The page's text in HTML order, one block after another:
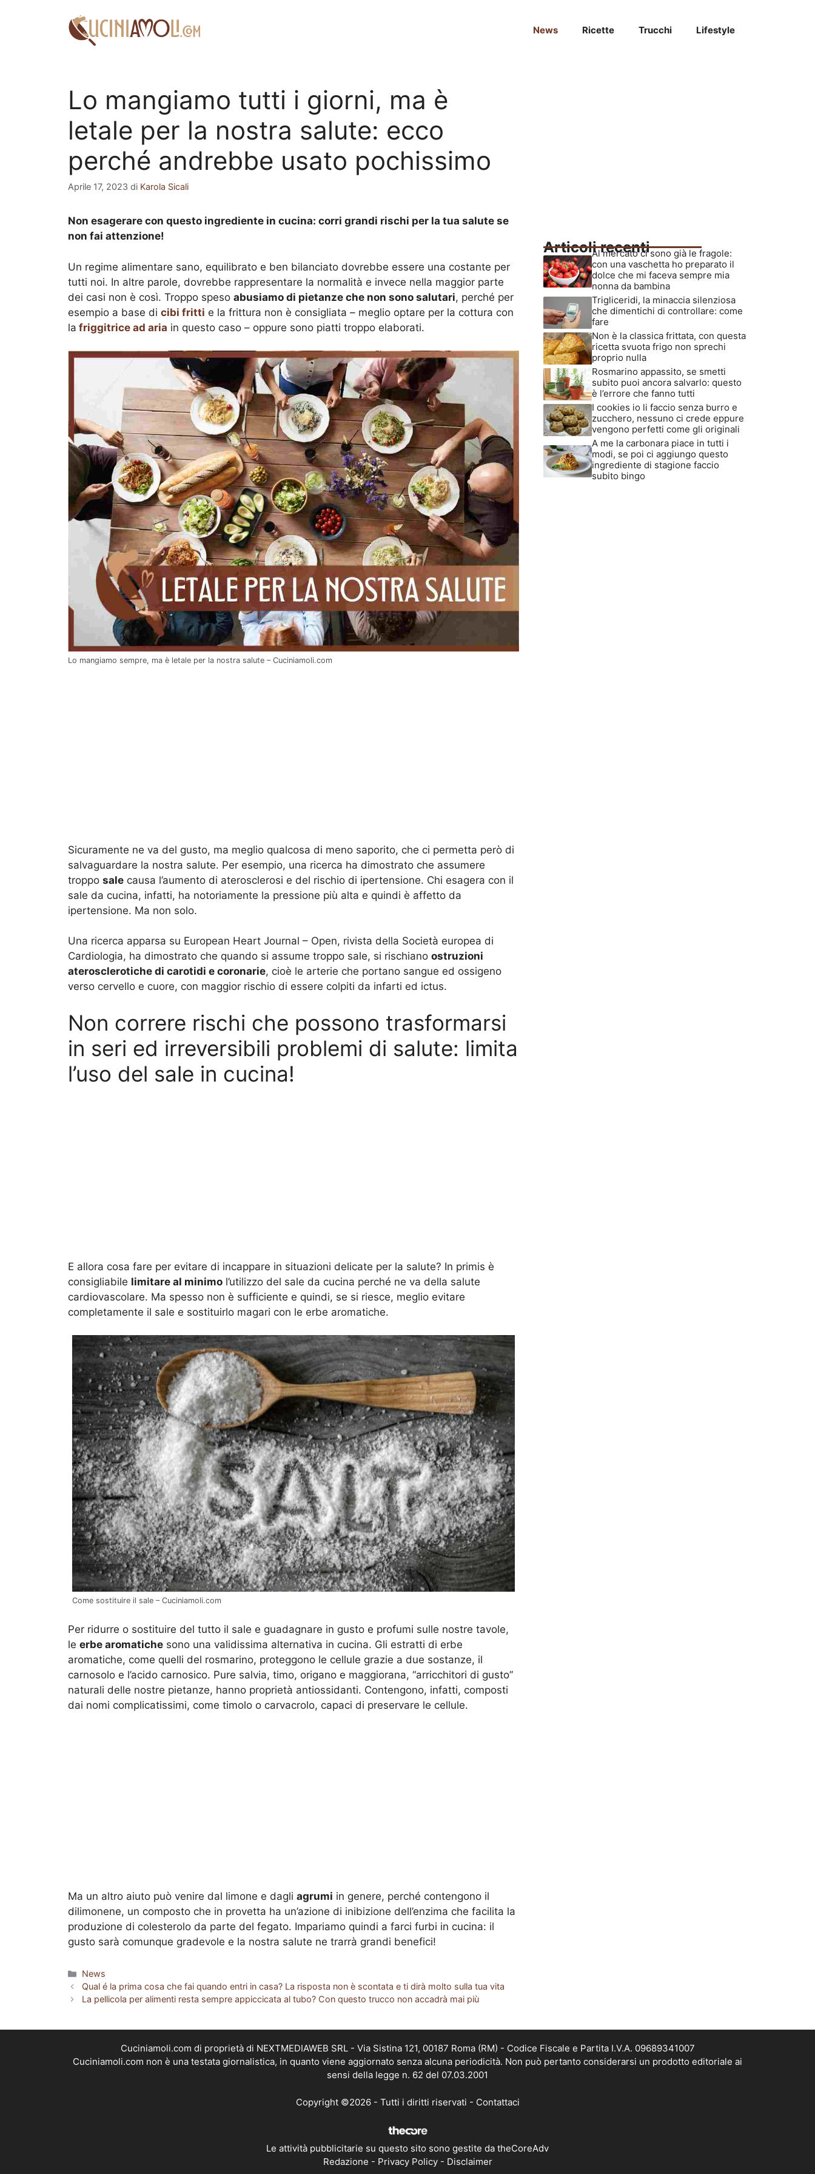
News Ricette Trucchi Lifestyle
Lo mangiamo tutti i giorni, ma è
letale per la nostra salute: ecco
perché andrebbe usato pochissimo
Aprile 17, 2023 di Karola Sicali
Non esagerare con questo ingrediente in cucina: corri grandi rischi per la tua salute se
non fai attenzione!
Un regime alimentare sano, equilibrato e ben bilanciato dovrebbe essere una costante per
tutti noi. In altre parole, dovrebbe rappresentare la normalità e invece nella maggior parte
dei casi non è così. Troppo speso abusiamo di pietanze che non sono salutari, perché per
esempio a base di cibi fritti e la frittura non è consigliata – meglio optare per la cottura con
la friggitrice ad aria in questo caso – oppure sono piatti troppo elaborati.
Lo mangiamo sempre, ma è letale per la nostra salute – Cuciniamoli.com
Sicuramente ne va del gusto, ma meglio qualcosa di meno saporito, che ci permetta però di
salvaguardare la nostra salute. Per esempio, una ricerca ha dimostrato che assumere
troppo sale causa l’aumento di aterosclerosi e del rischio di ipertensione. Chi esagera con il
sale da cucina, infatti, ha notoriamente la pressione più alta e quindi è affetto da
ipertensione. Ma non solo.
Una ricerca apparsa su European Heart Journal – Open, rivista della Società europea di
Cardiologia, ha dimostrato che quando si assume troppo sale, si rischiano ostruzioni
aterosclerotiche di carotidi e coronarie, cioè le arterie che portano sangue ed ossigeno
verso cervello e cuore, con maggior rischio di essere colpiti da infarti ed ictus.
Non correre rischi che possono trasformarsi
in seri ed irreversibili problemi di salute: limita
l’uso del sale in cucina!
E allora cosa fare per evitare di incappare in situazioni delicate per la salute? In primis è
consigliabile limitare al minimo l’utilizzo del sale da cucina perché ne va della salute
cardiovascolare. Ma spesso non è sufficiente e quindi, se si riesce, meglio evitare
completamente il sale e sostituirlo magari con le erbe aromatiche.
Come sostituire il sale – Cuciniamoli.com
Per ridurre o sostituire del tutto il sale e guadagnare in gusto e profumi sulle nostre tavole,
le erbe aromatiche sono una validissima alternativa in cucina. Gli estratti di erbe
aromatiche, come quelli del rosmarino, proteggono le cellule grazie a due sostanze, il
carnosolo e l’acido carnosico. Pure salvia, timo, origano e maggiorana, “arricchitori di gusto”
naturali delle nostre pietanze, hanno proprietà antiossidanti. Contengono, infatti, composti
dai nomi complicatissimi, come timolo o carvacrolo, capaci di preservare le cellule.
Ma un altro aiuto può venire dal limone e dagli agrumi in genere, perché contengono il
dilimonene, un composto che in provetta ha un’azione di inibizione dell’enzima che facilita la
produzione di colesterolo da parte del fegato. Impariamo quindi a farci furbi in cucina: il
gusto sarà comunque gradevole e la nostra salute ne trarrà grandi benefici!
Categorie
News
Qual é la prima cosa che fai quando entri in casa? La risposta non è scontata e ti dirà molto sulla tua vita
La pellicola per alimenti resta sempre appiccicata al tubo? Con questo trucco non accadrà mai più
Articoli recenti
Al mercato ci sono già le fragole:
con una vaschetta ho preparato il
dolce che mi faceva sempre mia
nonna da bambina
Trigliceridi, la minaccia silenziosa
che dimentichi di controllare: come
fare
Non è la classica frittata, con questa
ricetta svuota frigo non sprechi
proprio nulla
Rosmarino appassito, se smetti
subito puoi ancora salvarlo: questo
è l’errore che fanno tutti
I cookies io li faccio senza burro e
zucchero, nessuno ci crede eppure
vengono perfetti come gli originali
A me la carbonara piace in tutti i
modi, se poi ci aggiungo questo
ingrediente di stagione faccio
subito bingo
Cuciniamoli.com di proprietà di NEXTMEDIAWEB SRL - Via Sistina 121, 00187 Roma (RM) - Codice Fiscale e Partita I.V.A. 09689341007
Cuciniamoli.com non è una testata giornalistica, in quanto viene aggiornato senza alcuna periodicità. Non può pertanto considerarsi un prodotto editoriale ai
sensi della legge n. 62 del 07.03.2001
Copyright ©2026 - Tutti i diritti riservati - Contattaci
Le attività pubblicitarie su questo sito sono gestite da theCoreAdv
Redazione - Privacy Policy- Disclaimer